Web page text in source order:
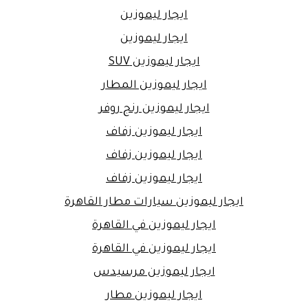
ايجار ليموزين
ايجار ليموزين
ايجار ليموزين SUV
ايجار ليموزين المطار
ايجار ليموزين رنج روفر
ايجار ليموزين زفاف
ايجار ليموزين زفاف
ايجار ليموزين زفاف
ايجار ليموزين سيارات مطار القاهرة
ايجار ليموزين في القاهرة
ايجار ليموزين في القاهرة
ايجار ليموزين مرسيدس
ايجار ليموزين مطار